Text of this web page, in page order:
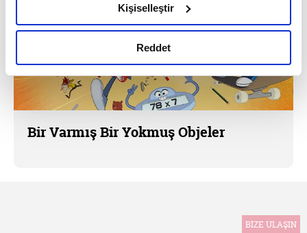
Ayarlar butonuna tıklayabilir,Çerez Bilgilendirme
Metnimizi ziyaret edebilirsiniz.
okumak ve sitemizi ziyaretiniz kapsamında
gerçekleştirilen veri işleme faaliyetleri ile ilgili daha
detaylı bilgi almak için lütfentıklayınız.
Kişiselleştir
Reddet
Bir Varmış Bir Yokmuş Objeler
BİZE ULAŞIN